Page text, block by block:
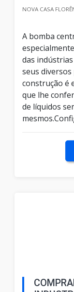
NOVA CASA
A bomba
das
seus diversos
construção é
que lhe
de líquidos